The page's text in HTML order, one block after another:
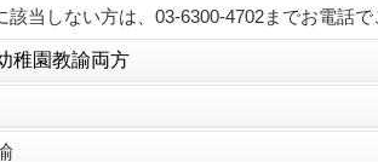
当しない方は、03-6300-4702までお電話で
稚園教諭両方